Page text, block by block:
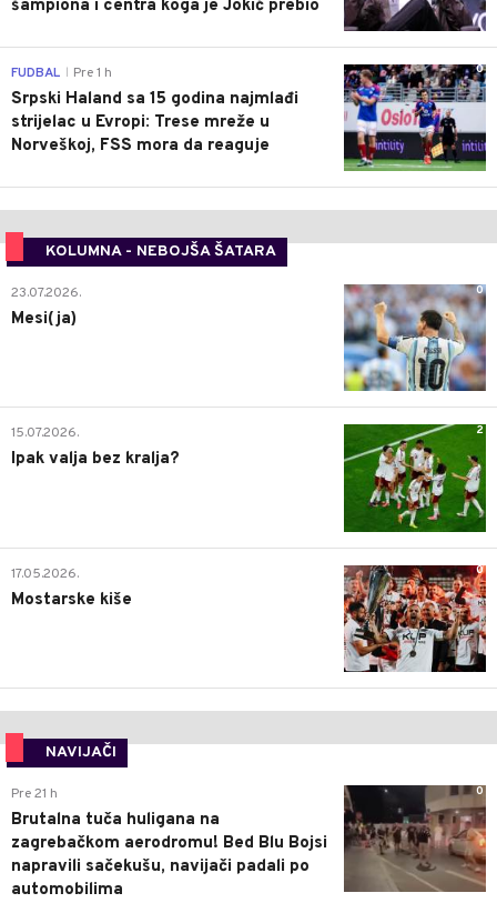
šampiona i centra koga je Jokić prebio
0
FUDBAL Pre 1 h
Srpski Haland sa 15 godina najmlađi
strijelac u Evropi: Trese mreže u
Norveškoj, FSS mora da reaguje
KOLUMNA - NEBOJŠA ŠATARA
0
23.07.2026.
Mesi(ja)
2
15.07.2026.
Ipak valja bez kralja?
0
17.05.2026.
Mostarske kiše
NAVIJAČI
0
Pre 21 h
Brutalna tuča huligana na
zagrebačkom aerodromu! Bed Blu Bojsi
napravili sačekušu, navijači padali po
automobilima